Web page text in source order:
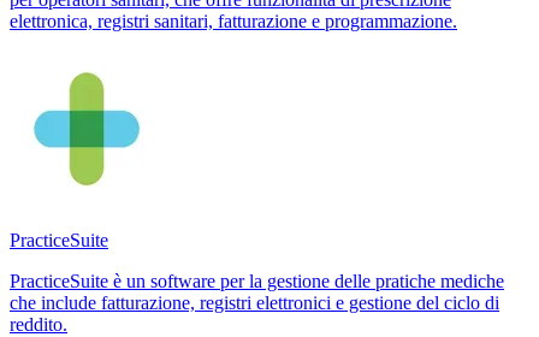
elettronica, registri sanitari, fatturazione e programmazione.
PracticeSuite
PracticeSuite è un software per la gestione delle pratiche mediche
che include fatturazione, registri elettronici e gestione del ciclo di
reddito.